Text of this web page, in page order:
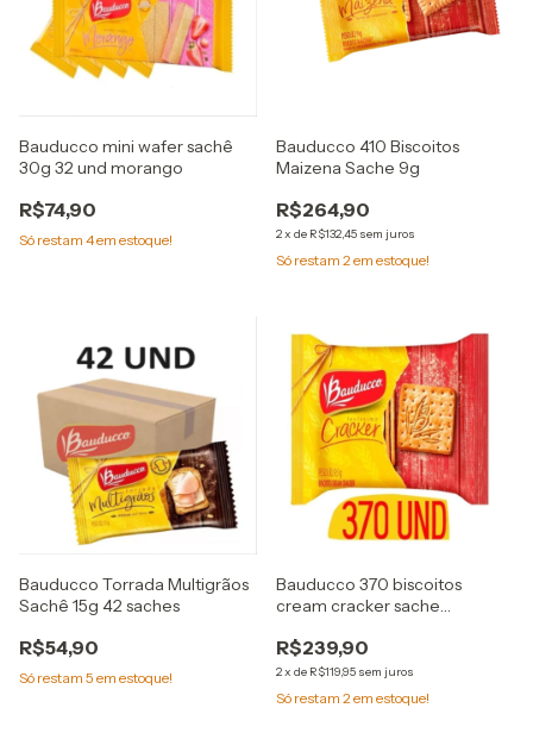
Bauducco mini wafer sachê
30g 32 und morango
R$74,90
Só restam 4em estoque!
Bauducco 410 Biscoitos
Maizena Sache 9g
R$264,90
2x de R$132,45 sem juros
Só restam 2em estoque!
Bauducco Torrada Multigrãos
Sachê 15g 42 saches
R$54,90
Só restam 5 em estoque!
Bauducco 370 biscoitos
cream cracker sache
R$239,90
2x de R$119,95 sem juros
Só restam 2em estoque!